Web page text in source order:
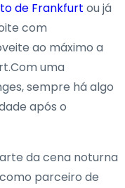
de Frankfurt ou já
com
ao máximo a
uma
sempre há algo
após o
da cena noturna
parceiro de